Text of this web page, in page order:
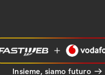
Insieme, siamo futuro